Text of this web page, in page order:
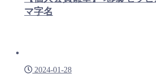
マ字名
2024-01-28